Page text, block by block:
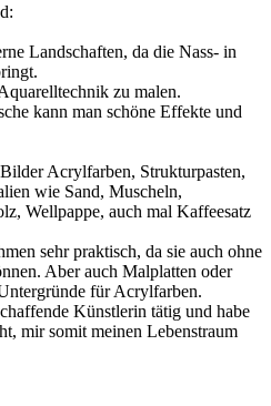
Landschaften, da die Nass- in
zu malen.
kann man schöne Effekte und
Acrylfarben, Strukturpasten,
wie Sand, Muscheln,
Wellpappe, auch mal Kaffeesatz
sehr praktisch, da sie auch ohne
Aber auch Malplatten oder
für Acrylfarben.
Künstlerin tätig und habe
mir somit meinen Lebenstraum